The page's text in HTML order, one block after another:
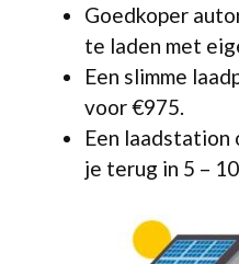
Goedkoper
te laden met
Een slimme
voor €975.
Een laadstation
je terug in 5 –